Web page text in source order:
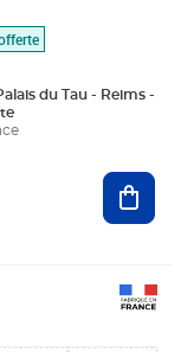
du Tau - Reims -